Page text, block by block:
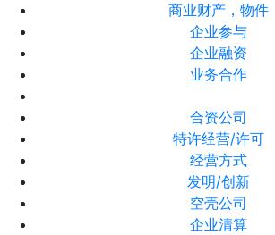
商业财产，物件
企业参与
企业融资
业务合作
合资公司
特许经营/许可
经营方式
发明/创新
空壳公司
企业清算